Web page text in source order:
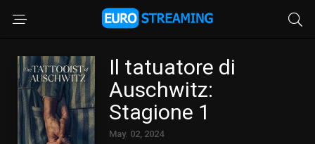
Il tatuatore di
Auschwitz:
Stagione 1
May. 02, 2024